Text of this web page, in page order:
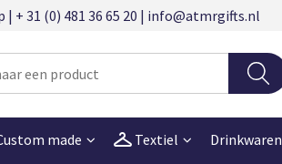
+ 31 (0) 481 36 65 20 | info@atmrgifts.nl
made Textiel Drinkwaren